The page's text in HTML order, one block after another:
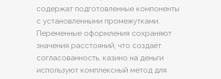
содержат подготовленные компоненты
с установленными промежутками.
Переменные оформления сохраняют
значения расстояний, что создаёт
согласованность. казино на деньги
используют комплексный метод для